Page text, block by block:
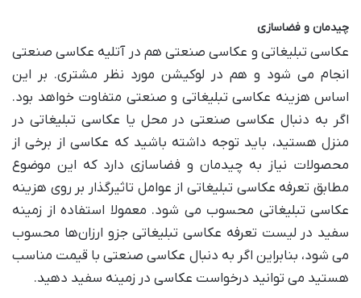
چیدمان و فضاسازی
عکاسی تبلیغاتی و عکاسی صنعتی هم در آتلیه عکاسی صنعتی
انجام می ‌شود و هم در لوکیشن مورد نظر مشتری. بر این
اساس هزینه عکاسی تبلیغاتی و صنعتی متفاوت خواهد بود.
اگر به دنبال عکاسی صنعتی در محل یا عکاسی تبلیغاتی در
منزل هستید، باید توجه داشته باشید که عکاسی از برخی از
محصولات نیاز به چیدمان و فضاسازی دارد که این موضوع
مطابق تعرفه عکاسی تبلیغاتی از عوامل تاثیرگذار بر روی هزینه
عکاسی تبلیغاتی محسوب می شود. معمولا استفاده از زمینه
سفید در لیست تعرفه عکاسی تبلیغاتی جزو ارزان‌ها محسوب
می‌ شود، بنابراین اگر به دنبال عکاسی صنعتی با قیمت مناسب
هستید می‌ توانید درخواست عکاسی در زمینه سفید دهید.